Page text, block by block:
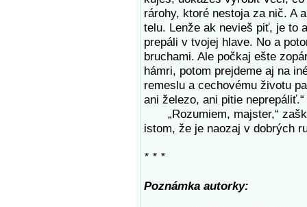
rárohy, ktoré nestoja za nič. A
telu. Lenže ak nevieš piť, je to
prepáli v tvojej hlave. No a
bruchami. Ale počkaj ešte
hámri, potom prejdeme aj na
remeslu a cechovému životu
ani železo, ani pitie neprepáliť.“
„Rozumiem, majster,“
istom, že je naozaj v dobrých
* * *
Poznámka autorky: